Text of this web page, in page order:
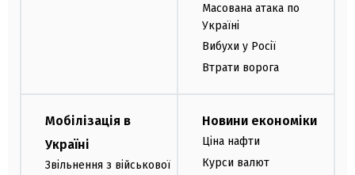
Масована атака по
Україні
Вибухи у Росії
Втрати ворога
Мобілізація в
Україні
Звільнення з військової
Новини економіки
Ціна нафти
Курси валют